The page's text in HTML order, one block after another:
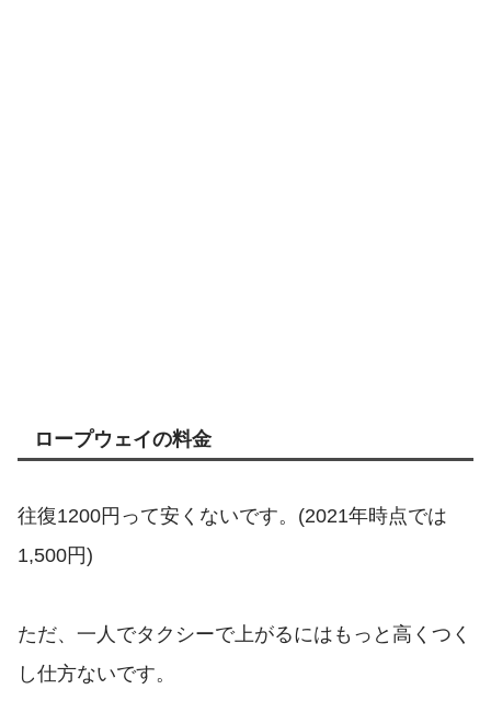
ロープウェイの料金
往復1200円って安くないです。(2021年時点では
1,500円)
ただ、一人でタクシーで上がるにはもっと高くつく
し仕方ないです。